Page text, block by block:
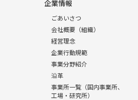
企業情報
ごあいさつ
会社概要（組織）
経営理念
企業行動規範
事業分野紹介
沿革
事業所一覧（国内事業所、
工場・研究所）